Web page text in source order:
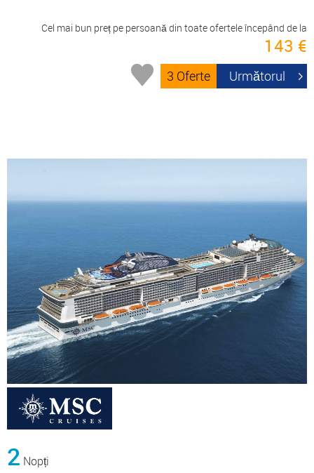
Cel mai bun preț pe persoană din toate ofertele începând de la
143 €
3 Oferte Următorul
2 Nopți